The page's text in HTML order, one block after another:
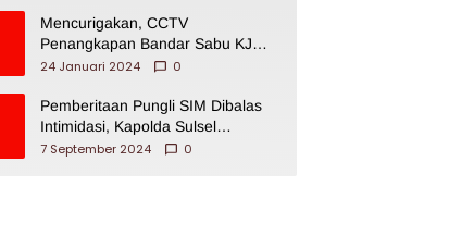
Mencurigakan, CCTV
Penangkapan Bandar Sabu KJ
Disita Oknum BNNP Sulsel
24 Januari 2024 0
Pemberitaan Pungli SIM Dibalas
Intimidasi, Kapolda Sulsel
Dikecam PJI Sulsel
7 September 2024 0